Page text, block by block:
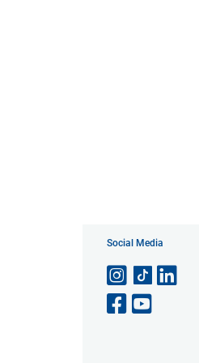
Social Media